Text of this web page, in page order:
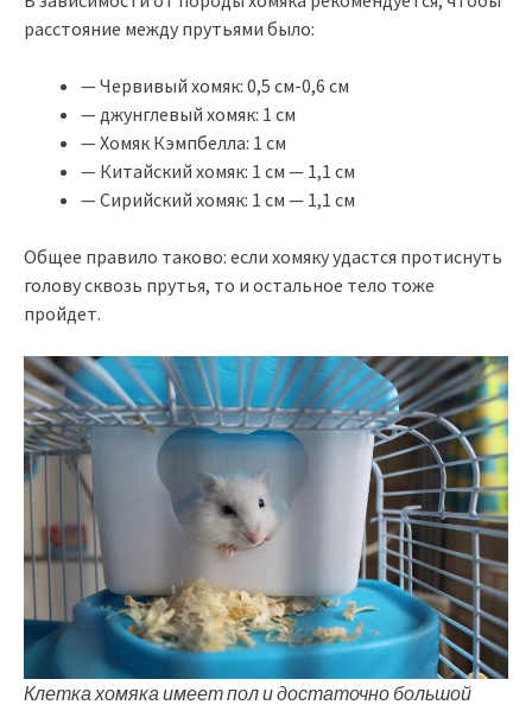
расстояние между прутьями было:
— Червивый хомяк: 0,5 см-0,6 см
— джунглевый хомяк: 1 см
— Хомяк Кэмпбелла: 1 см
— Китайский хомяк: 1 см — 1,1 см
— Сирийский хомяк: 1 см — 1,1 см
Общее правило таково: если хомяку удастся протиснуть
голову сквозь прутья, то и остальное тело тоже
пройдет.
Клетка хомяка имеет пол и достаточно большой